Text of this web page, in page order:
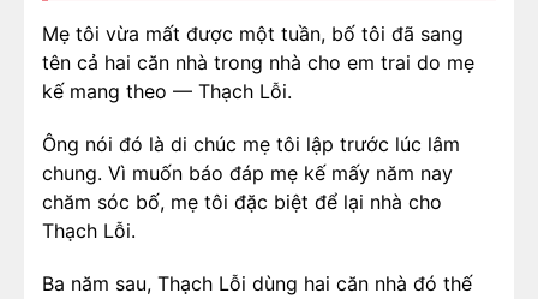
Mẹ tôi vừa mất được một tuần, bố tôi đã sang
tên cả hai căn nhà trong nhà cho em trai do mẹ
kế mang theo — Thạch Lỗi.
Ông nói đó là di chúc mẹ tôi lập trước lúc lâm
chung. Vì muốn báo đáp mẹ kế mấy năm nay
chăm sóc bố, mẹ tôi đặc biệt để lại nhà cho
Thạch Lỗi.
Ba năm sau, Thạch Lỗi dùng hai căn nhà đó thế